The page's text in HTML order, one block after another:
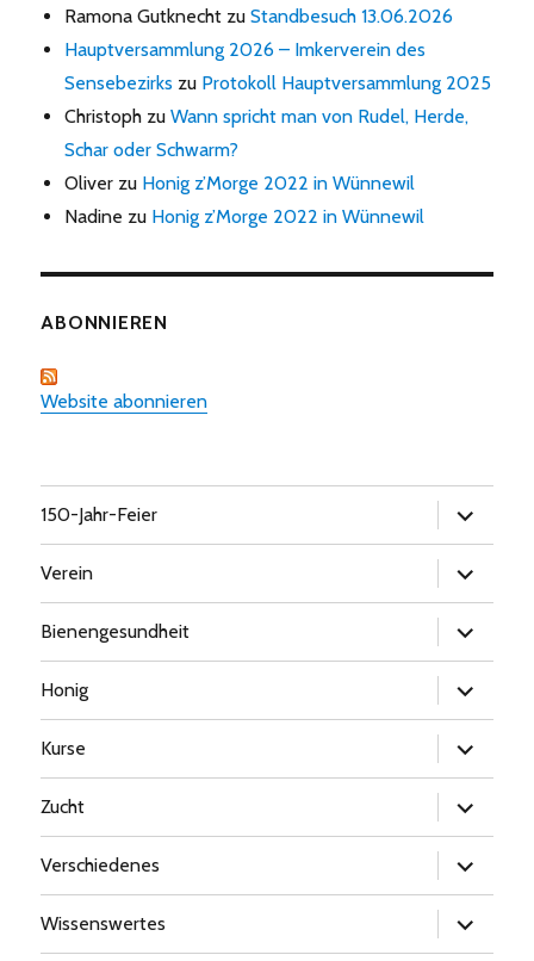
Ramona Gutknecht zuStandbesuch 13.06.2026
Hauptversammlung 2026 – Imkerverein des
Sensebezirks zu Protokoll Hauptversammlung 2025
Christoph zuWann spricht man von Rudel, Herde,
Schar oder Schwarm?
Oliver zu Honig z’Morge 2022 in Wünnewil
Nadine zu Honig z’Morge 2022 in Wünnewil
ABONNIEREN
Website abonnieren
150-Jahr-Feier
öffnen
Verein
öffnen
Bienengesundheit
öffnen
Honig
öffnen
Kurse
öffnen
Zucht
öffnen
Verschiedenes
öffnen
Wissenswertes
öffnen